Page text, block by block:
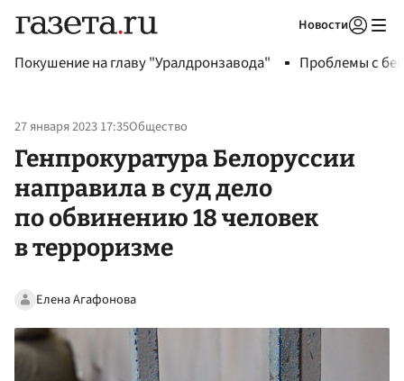
Новости
Покушение на главу "Уралдронзавода" Проблемы с
27 января 2023 17:35Общество
Генпрокуратура Белоруссии
направила в суд дело
по обвинению 18 человек
в терроризме
Елена Агафонова